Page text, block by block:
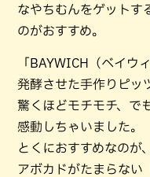
なやちむんをゲットす
のがおすすめ。
「BAYWICH（ベイウ
発酵させた手作りピッ
驚くほどモチモチ、で
感動しちゃいました。
とくにおすすめなのが
アボカドがたまらない